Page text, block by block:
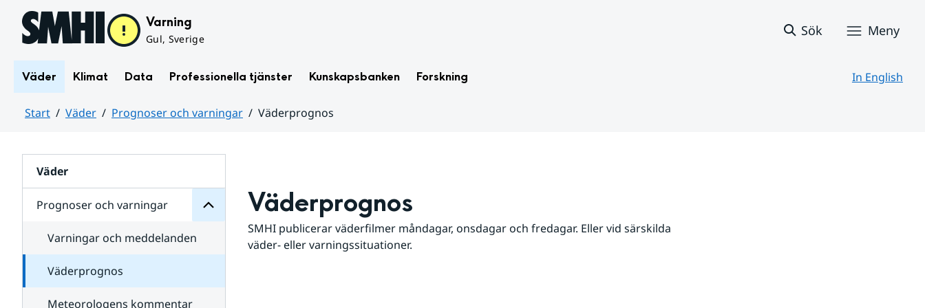
Hoppa till sidans innehåll Varning
Gul, Sverige
Sök Meny
Väder Klimat Data Professionella tjänster Kunskapsbanken Forskning In English
Start Väder Prognoser och varningar
Väderprognos
Väder
Prognoser och varningar
för
varningar
Varningar och meddelanden
Väderprognos
Meteorologens kommentar
Väderprognos
SMHI publicerar väderfilmer måndagar, onsdagar och fredagar. Eller vid särskilda
väder- eller varningssituationer.